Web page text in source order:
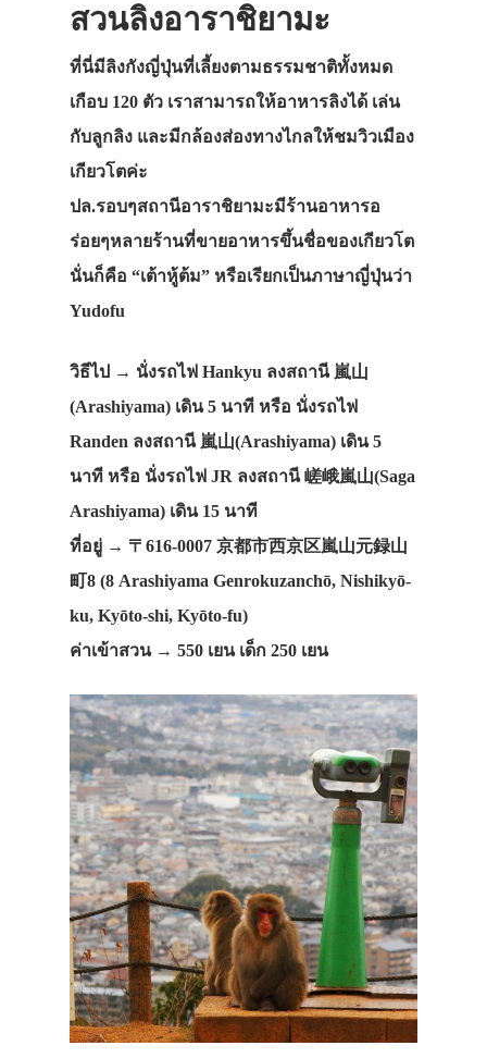
สวนลิงอาราชิยามะ
ที่นี่มีลิงกังญี่ปุ่นที่เลี้ยงตามธรรมชาติทั้งหมด
เกือบ 120 ตัว เราสามารถให้อาหารลิงได้ เล่น
กับลูกลิง และมีกล้องส่องทางไกลให้ชมวิวเมือง
เกียวโตค่ะ
ปล.รอบๆสถานีอาราชิยามะมีร้านอาหารอ
ร่อยๆหลายร้านที่ขายอาหารขึ้นชื่อของเกียวโต
นั่นก็คือ “เต้าหู้ต้ม” หรือเรียกเป็นภาษาญี่ปุ่นว่า
Yudofu
วิธีไป → นั่งรถไฟ Hankyu ลงสถานี 嵐山
(Arashiyama) เดิน 5 นาที หรือ นั่งรถไฟ
Randen ลงสถานี 嵐山(Arashiyama) เดิน 5
นาที หรือ นั่งรถไฟ JR ลงสถานี 嵯峨嵐山(Saga
Arashiyama) เดิน 15 นาที
ที่อยู่ → 〒616-0007 京都市西京区嵐山元録山
町8 (8 Arashiyama Genrokuzanchō, Nishikyō-
ku, Kyōto-shi, Kyōto-fu)
ค่าเข้าสวน→ 550 เยน เด็ก 250 เยน